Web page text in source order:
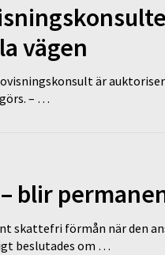
vägen
är
– …
blir
skattefri förmån när den
beslutades om …